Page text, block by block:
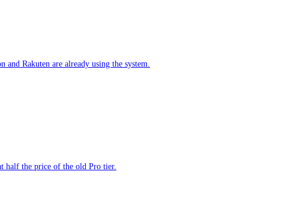
Rakuten are already using the system.
half the price of the old Pro tier.